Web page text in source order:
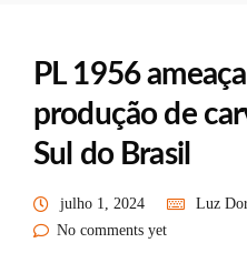
PL 1956
produção de
Sul do Brasil
julho 1, 2024 Luz
No comments yet